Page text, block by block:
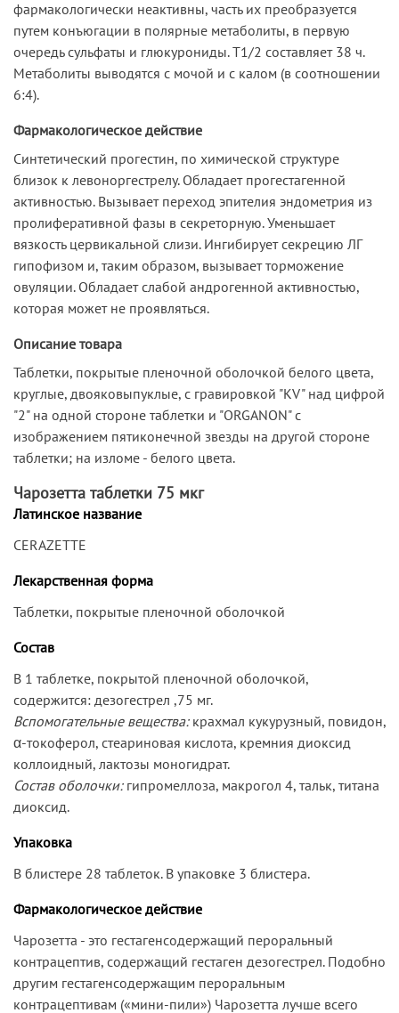
фармакологически неактивны, часть их преобразуется
путем конъюгации в полярные метаболиты, в первую
очередь сульфаты и глюкурониды. T1/2 составляет 38 ч.
Метаболиты выводятся с мочой и с калом (в соотношении
6:4).
Фармакологическое действие
Синтетический прогестин, по химической структуре
близок к левоноргестрелу. Обладает прогестагенной
активностью. Вызывает переход эпителия эндометрия из
пролиферативной фазы в секреторную. Уменьшает
вязкость цервикальной слизи. Ингибирует секрецию ЛГ
гипофизом и, таким образом, вызывает торможение
овуляции. Обладает слабой андрогенной активностью,
которая может не проявляться.
Описание товара
Таблетки, покрытые пленочной оболочкой белого цвета,
круглые, двояковыпуклые, с гравировкой "KV" над цифрой
"2" на одной стороне таблетки и "ORGANON" с
изображением пятиконечной звезды на другой стороне
таблетки; на изломе - белого цвета.
Чарозетта таблетки 75 мкг
Латинское название
CERAZETTE
Лекарственная форма
Таблетки, покрытые пленочной оболочкой
Состав
В 1 таблетке, покрытой пленочной оболочкой,
содержится: дезогестрел ,75 мг.
Вспомогательные вещества:крахмал кукурузный, повидон,
α-токоферол, стеариновая кислота, кремния диоксид
коллоидный, лактозы моногидрат.
Состав оболочки:гипромеллоза, макрогол 4, тальк, титана
диоксид.
Упаковка
В блистере 28 таблеток. В упаковке 3 блистера.
Фармакологическое действие
Чарозетта - это гестагенсодержащий пероральный
контрацептив, содержащий гестаген дезогестрел. Подобно
другим гестагенсодержащим пероральным
контрацептивам («мини-пили») Чарозетта лучше всего